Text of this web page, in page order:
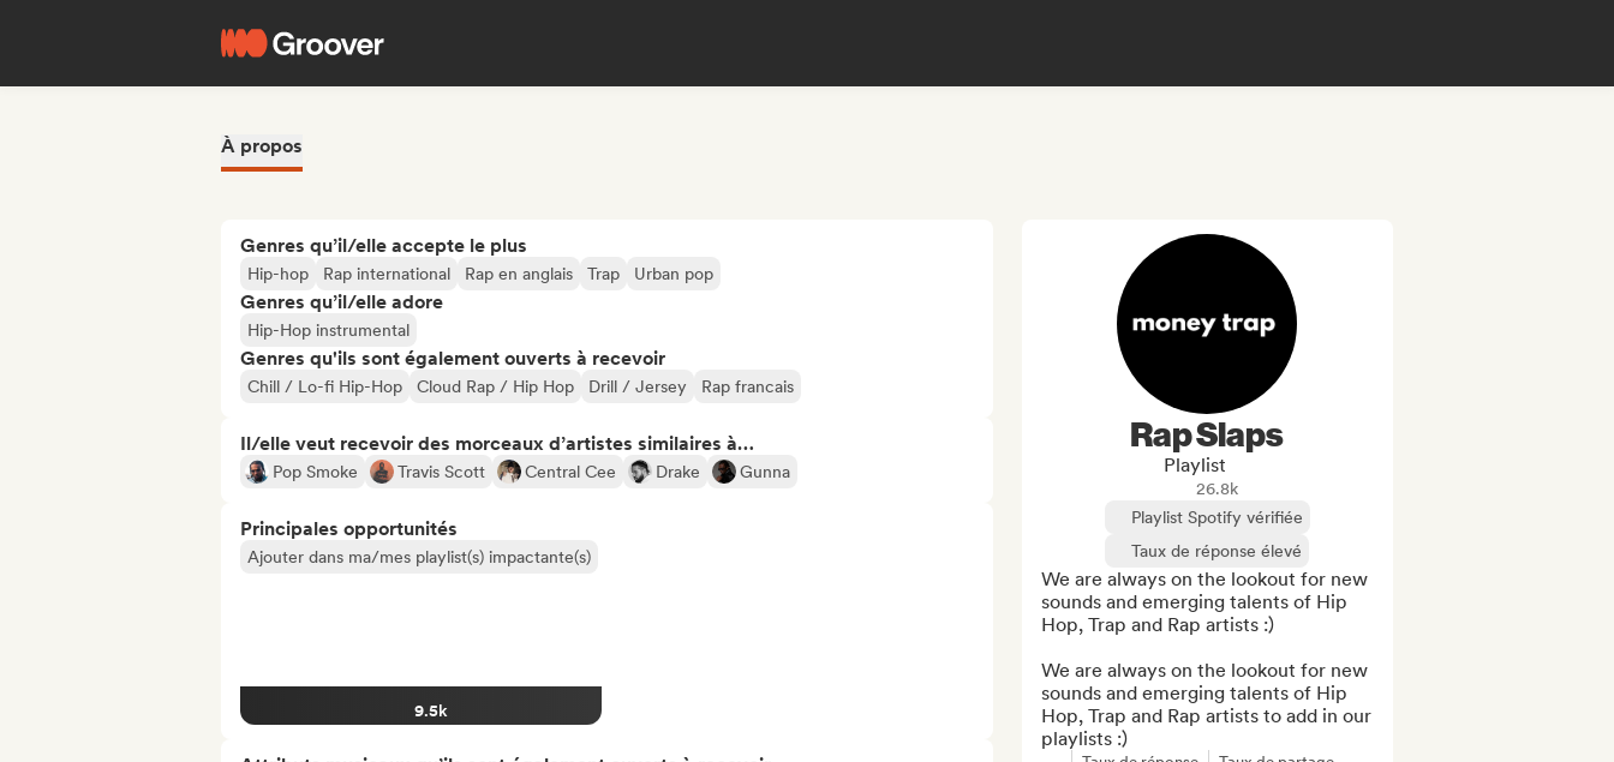
À propos
Genres qu’il/elle accepte le plus
Hip-hop Rap international Rap en anglais Trap Urban pop
Genres qu’il/elle adore
Hip-Hop instrumental
Genres qu'ils sont également ouverts à recevoir
Chill / Lo-fi Hip-Hop Cloud Rap / Hip Hop Drill / Jersey Rap francais
Il/elle veut recevoir des morceaux d’artistes similaires à…
Pop Smoke Travis Scott Central Cee Drake Gunna
Principales opportunités
Ajouter dans ma/mes playlist(s) impactante(s)
9.5k
Rap Slaps
Playlist
26.8k
Playlist Spotify vérifiée
Taux de réponse élevé
We are always on the lookout for new
sounds and emerging talents of Hip
Hop, Trap and Rap artists :)
We are always on the lookout for new
sounds and emerging talents of Hip
Hop, Trap and Rap artists to add in our
playlists :)